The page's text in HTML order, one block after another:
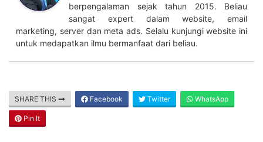
berpengalaman sejak tahun 2015. Beliau
sangat expert dalam website, email
marketing, server dan meta ads. Selalu kunjungi website ini
untuk medapatkan ilmu bermanfaat dari beliau.
SHARE THIS Facebook Twitter WhatsApp
Pin It